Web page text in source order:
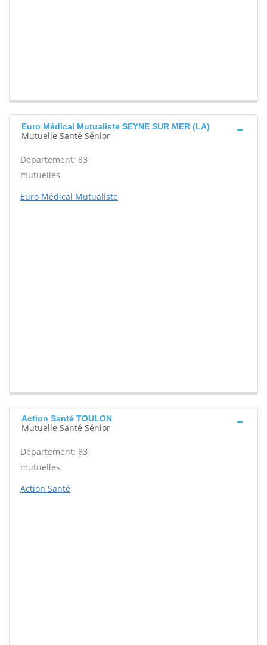
Euro Médical Mutualiste SEYNE SUR MER (LA)
Mutuelle Santé Sénior
Département: 83
mutuelles
Euro Médical Mutualiste
Action Santé TOULON
Mutuelle Santé Sénior
Département: 83
mutuelles
Action Santé